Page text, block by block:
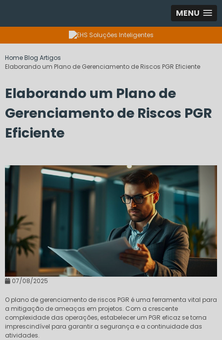
MENU
HomeBlog Artigos
Elaborando um Plano de Gerenciamento de Riscos PGR Eficiente
Elaborando um Plano de
Gerenciamento de Riscos PGR
Eficiente
07/08/2025
O plano de gerenciamento de riscos PGR é uma ferramenta vital para
a mitigação de ameaças em projetos. Com a crescente
complexidade das operações, estabelecer um PGR eficaz se torna
imprescindível para garantir a segurança e a continuidade das
atividades.